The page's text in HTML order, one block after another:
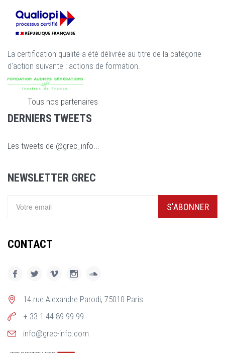
La certification qualité a été délivrée au titre de la catégorie
d'action suivante : actions de formation.
Tous nos partenaires
DERNIERS TWEETS
Les tweets de @grec_info...
NEWSLETTER GREC
S'ABONNER
CONTACT
14 rue Alexandre Parodi, 75010 Paris
+ 33 1 44 89 99 99
info@grec-info.com